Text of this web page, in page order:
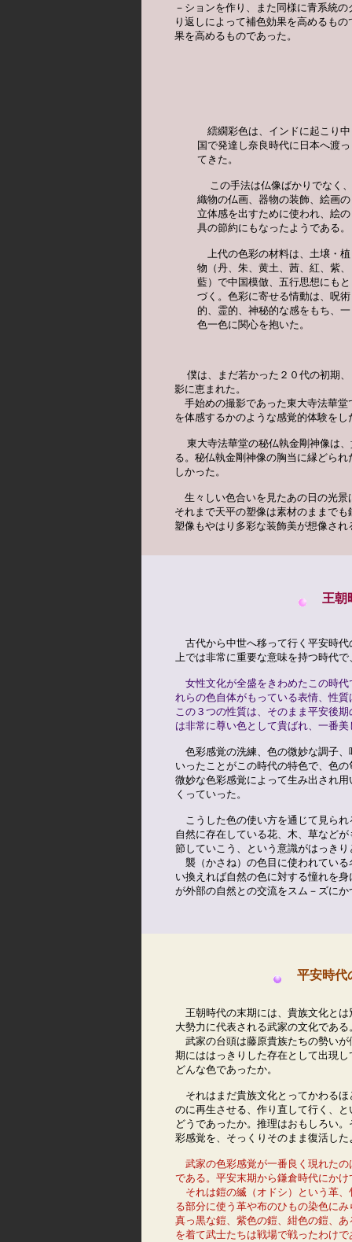
－ションを作り、また同様に青系統
り返しによって補色効果を高めるも
果を高めるものであった。
繧繝彩色は、インドに起こり中
国で発達し奈良時代に日本へ渡っ
てきた。
  この手法は仏像ばかりでなく、
織物の仏画、器物の装飾、絵画の
立体感を出すために使われ、絵の
具の節約にもなったようである。
上代の色彩の材料は、土壌・植
物（丹、朱、黄土、茜、紅、紫、
藍）で中国模倣、五行思想にもと
づく。色彩に寄せる情動は、呪術
的、霊的、神秘的な感をもち、一
色一色に関心を抱いた。
僕は、まだ若かった２０代の初期
影に恵まれた。
手始めの撮影であった東大寺法華堂
を体感するかのような感覚的体験をし
東大寺法華堂の秘仏執金剛神像は
る。秘仏執金剛神像の胸当に縁どら
しかった。
生々しい色合いを見たあの日の光景
それまで天平の塑像は素材のままで
塑像もやはり多彩な装飾美が想像さ
王朝
古代から中世へ移って行く平安時
上では非常に重要な意味を持つ時代
女性文化が全盛をきわめたこの時
れらの色自体がもっている表情、性
この３つの性質は、そのまま平安後
は非常に尊い色として貴ばれ、一番
色彩感覚の洗練、色の微妙な調子
いったことがこの時代の特色で、色
微妙な色彩感覚によって生み出され
くっていった。
こうした色の使い方を通じて見ら
自然に存在している花、木、草など
節していこう、という意識がはっき
襲（かさね）の色目に使われてい
い換えれば自然の色に対する憧れを
が外部の自然との交流をスム－ズに
平安時代
王朝時代の末期には、貴族文化と
大勢力に代表される武家の文化である
武家の台頭は藤原貴族たちの勢い
期にははっきりした存在として出現
どんな色であったか。
それはまだ貴族文化とってかわる
のに再生させる、作り直して行く、
どうであったか。推理はおもしろい
彩感覚を、そっくりそのまま復活し
武家の色彩感覚が一番良く現れた
である。平安末期から鎌倉時代にか
それは鎧の縅（オドシ）という革
る部分に使う革や布のひもの染色に
真っ黒な鎧、紫色の鎧、紺色の鎧、
を着て武士たちは戦場で戦ったわけで